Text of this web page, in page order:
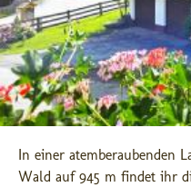
In einer atemberaubenden
Wald auf 945 m findet ihr